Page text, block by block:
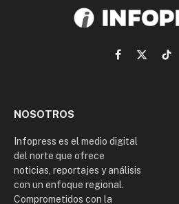
Facebook
X
NOSOTROS
Infopress es el medio digital
del norte que ofrece
noticias, reportajes y análisis
con un enfoque regional.
Comprometidos con la